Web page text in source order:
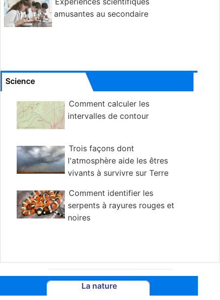
amusantes au secondaire
Science
Comment calculer les
intervalles de contour
Trois façons dont
l'atmosphère aide les êtres
vivants à survivre sur Terre
Comment identifier les
serpents à rayures rouges et
noires
La nature